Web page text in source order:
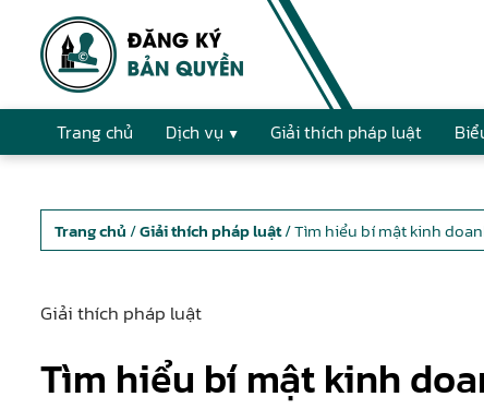
Trang chủ Dịch vụ Giải thích pháp luật
Trang chủ /Giải thích pháp luật/ Tìm hiểu bí mật kinh
Giải thích pháp luật
Tìm hiểu bí mật kinh